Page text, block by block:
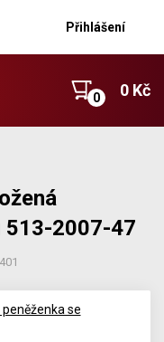
Přihlášení
0 Kč
513-2007-47